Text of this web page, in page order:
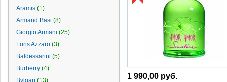
Continent
Coolpix (1)
Creative (5)
Creed (2)
Cremesso
Crucial
D-Link
пуговицы
5ms (1)
4ггц
(1)
Aramis (1)
Armand Basi (8)
Giorgio Armani (25)
Loris Azzaro (3)
Baldessarini (5)
Burberry (4)
Bvlgari (13)
1 990,00 руб.